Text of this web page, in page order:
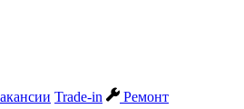
Trade-in
Ремонт